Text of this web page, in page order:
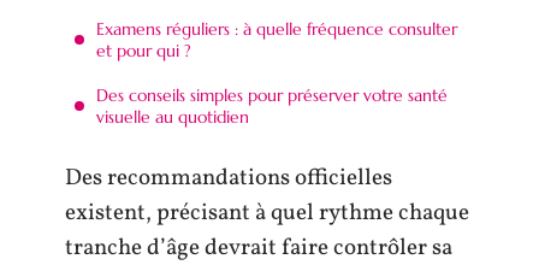
Examens réguliers : à quelle fréquence consulter
et pour qui ?
Des conseils simples pour préserver votre santé
visuelle au quotidien
Des recommandations officielles
existent, précisant à quel rythme chaque
tranche d’âge devrait faire contrôler sa